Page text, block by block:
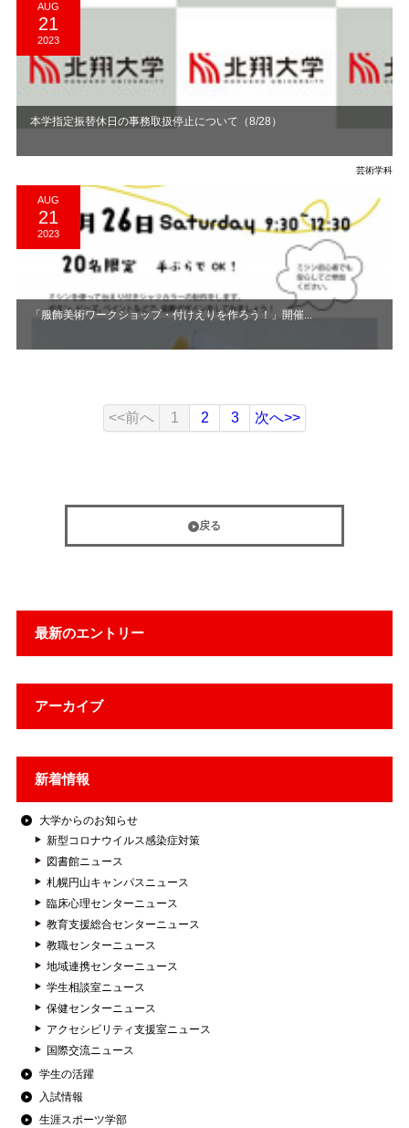
最新のエントリー
アーカイブ
新着情報
大学からのお知らせ
新型コロナウイルス感染症対策
図書館ニュース
札幌円山キャンパスニュース
臨床心理センターニュース
教育支援総合センターニュース
教職センターニュース
地域連携センターニュース
学生相談室ニュース
保健センターニュース
アクセシビリティ支援室ニュース
国際交流ニュース
学生の活躍
入試情報
生涯スポーツ学部
AUG
21
2023
本学指定振替休日の事務取扱停止について（8/28）
芸術学科
AUG
21
2023
「服飾美術ワークショップ・付けえりを作ろう！」開催...
<<前へ 1 2 3 次へ>>
戻る